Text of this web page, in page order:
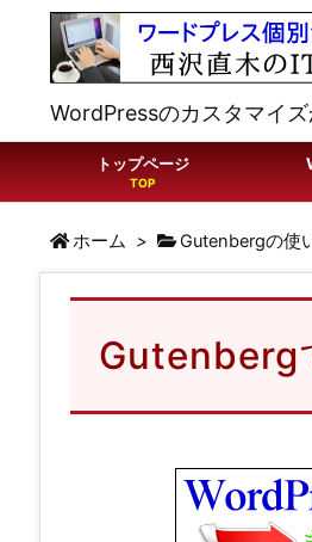
WordPressのカスタマイ
トップページ
ホーム > Gutenbergの使
Gutenberg